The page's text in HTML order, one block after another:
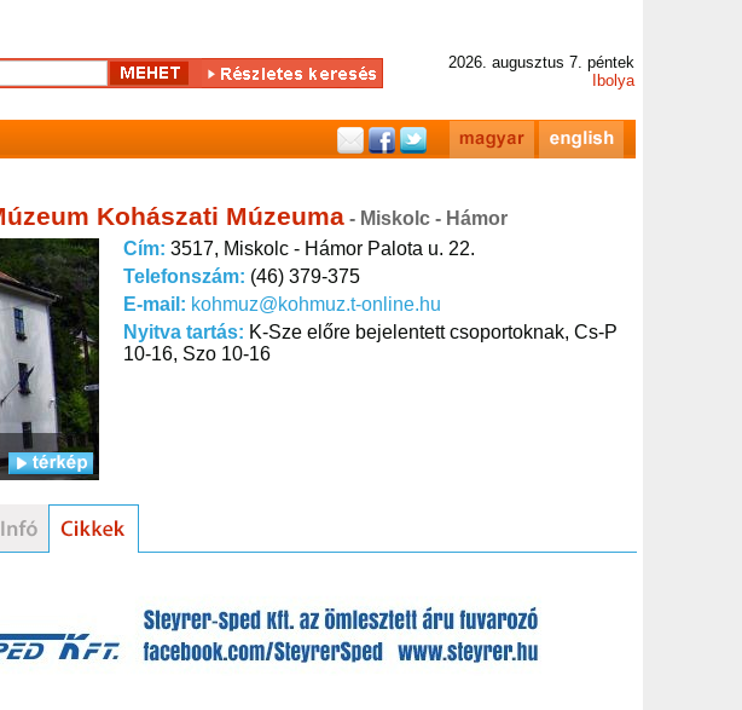
2026. augusztus 7. péntek
Ibolya
Kohászati Múzeuma - Miskolc - Hámor
Cím: 3517, Miskolc - Hámor Palota u. 22.
Telefonszám: (46) 379-375
E-mail: kohmuz@kohmuz.t-online.hu
Nyitva tartás: K-Sze előre bejelentett csoportoknak, Cs-P
10-16, Szo 10-16